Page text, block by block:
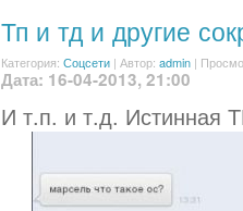
Тп и тд и другие
Категория: Соцсети | Автор: admin |
Дата: 16-04-2013, 21:00
И т.п. и т.д. Истинная